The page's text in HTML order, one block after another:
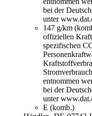
bei der
unter
147 g/km
offiziellen
spezifischen
entnommen
bei der
unter
E (komb.)